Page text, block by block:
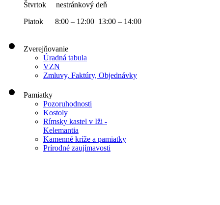
Štvrtok nestránkový deň
Piatok 8:00 – 12:00 13:00 – 14:00
Zverejňovanie
Úradná tabula
VZN
Zmluvy, Faktúry, Objednávky
Pamiatky
Pozoruhodnosti
Kostoly
Rímsky kastel v Iži -
Kelemantia
Kamenné kríže a pamiatky
Prírodné zaujímavosti